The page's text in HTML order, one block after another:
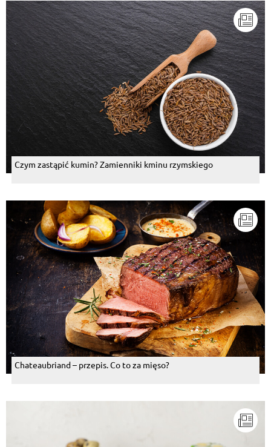
Czym zastąpić kumin? Zamienniki kminu rzymskiego
Chateaubriand – przepis. Co to za mięso?